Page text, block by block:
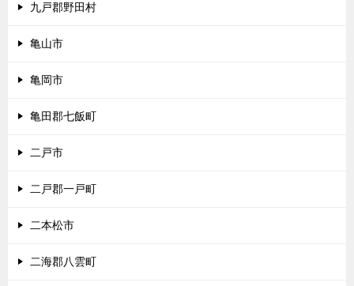
九戸郡野田村
亀山市
亀岡市
亀田郡七飯町
二戸市
二戸郡一戸町
二本松市
二海郡八雲町